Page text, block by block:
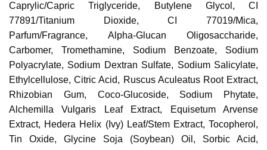
Caprylic/Capric Triglyceride, Butylene Glycol, CI
77891/Titanium Dioxide, CI 77019/Mica,
Parfum/Fragrance, Alpha-Glucan Oligosaccharide,
Carbomer, Tromethamine, Sodium Benzoate, Sodium
Polyacrylate, Sodium Dextran Sulfate, Sodium Salicylate,
Ethylcellulose, Citric Acid, Ruscus Aculeatus Root Extract,
Rhizobian Gum, Coco-Glucoside, Sodium Phytate,
Alchemilla Vulgaris Leaf Extract, Equisetum Arvense
Extract, Hedera Helix (Ivy) Leaf/Stem Extract, Tocopherol,
Tin Oxide, Glycine Soja (Soybean) Oil, Sorbic Acid,